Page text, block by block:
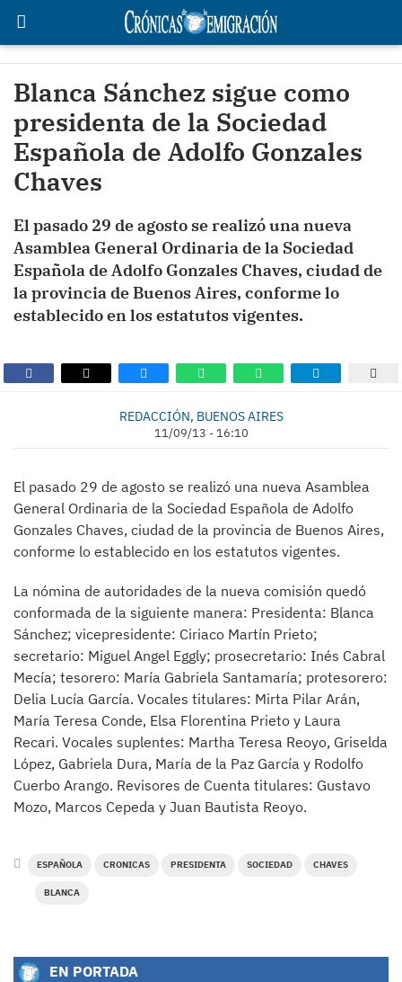
Blanca Sánchez sigue como
presidenta de la Sociedad
Española de Adolfo Gonzales
Chaves
El pasado 29 de agosto se realizó una nueva
Asamblea General Ordinaria de la Sociedad
Española de Adolfo Gonzales Chaves, ciudad de
la provincia de Buenos Aires, conforme lo
establecido en los estatutos vigentes.
REDACCIÓN, BUENOS AIRES
11/09/13 - 16:10
El pasado 29 de agosto se realizó una nueva Asamblea
General Ordinaria de la Sociedad Española de Adolfo
Gonzales Chaves, ciudad de la provincia de Buenos Aires,
conforme lo establecido en los estatutos vigentes.
La nómina de autoridades de la nueva comisión quedó
conformada de la siguiente manera: Presidenta: Blanca
Sánchez; vicepresidente: Ciriaco Martín Prieto;
secretario: Miguel Angel Eggly; prosecretario: Inés Cabral
Mecía; tesorero: María Gabriela Santamaría; protesorero:
Delia Lucía García. Vocales titulares: Mirta Pilar Arán,
María Teresa Conde, Elsa Florentina Prieto y Laura
Recari. Vocales suplentes: Martha Teresa Reoyo, Griselda
López, Gabriela Dura, María de la Paz García y Rodolfo
Cuerbo Arango. Revisores de Cuenta titulares: Gustavo
Mozo, Marcos Cepeda y Juan Bautista Reoyo.
ESPAÑOLA CRONICAS PRESIDENTA SOCIEDAD CHAVES
BLANCA
EN PORTADA